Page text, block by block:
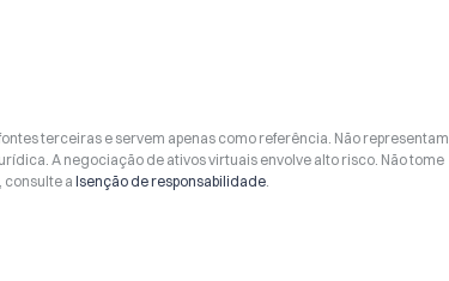
terceiras e servem apenas como referência. Não representam
A negociação de ativos virtuais envolve alto risco. Não tome
consulte a Isenção de responsabilidade.